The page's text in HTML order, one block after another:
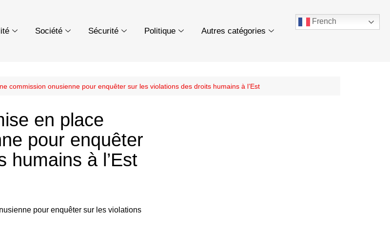
Société Sécurité Politique Autres catégories
French
commission onusienne pour enquêter sur les violations des droits humains à l’Est
en place
pour enquêter
humains à l’Est